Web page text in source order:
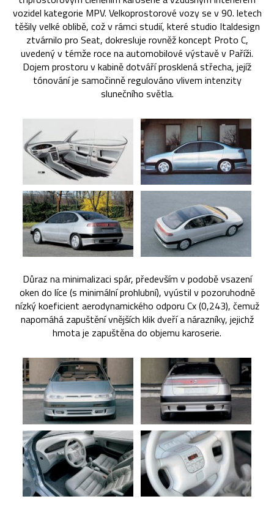
vozidel kategorie MPV. Velkoprostorové vozy se v 90. letech
těšily velké oblibě, což v rámci studií, které studio Italdesign
ztvárnilo pro Seat, dokresluje rovněž koncept Proto C,
uvedený v témže roce na automobilové výstavě v Paříži.
Dojem prostoru v kabině dotváří prosklená střecha, jejíž
tónování je samočinně regulováno vlivem intenzity
slunečního světla.
Důraz na minimalizaci spár, především v podobě vsazení
oken do líce (s minimální prohlubní), vyústil v pozoruhodně
nízký koeficient aerodynamického odporu Cx (0,243), čemuž
napomáhá zapuštění vnějších klik dveří a nárazníky, jejichž
hmota je zapuštěna do objemu karoserie.